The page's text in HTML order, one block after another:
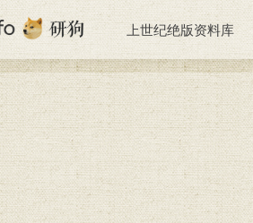
上世纪绝版资料库